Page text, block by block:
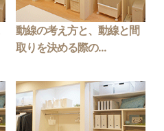
動線の考え方と、動線と間
取りを決める際の...